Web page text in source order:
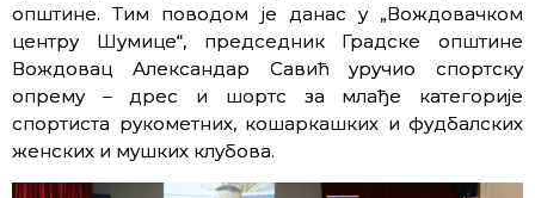
општине. Тим поводом је данас у „Вождовачком
центру Шумице“, председник Градске општине
Вождовац Александар Савић уручио спортску
опрему – дрес и шортс за млађе категорије
спортиста рукометних, кошаркашких и фудбалских
женских и мушких клубова.